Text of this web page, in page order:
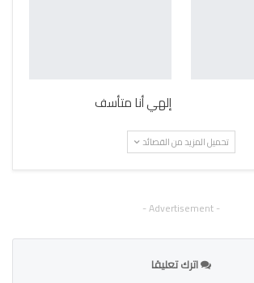
إلهي أنا متأسف
تحميل المزيد من القصائد
- Advertisement -
اترك تعليقا